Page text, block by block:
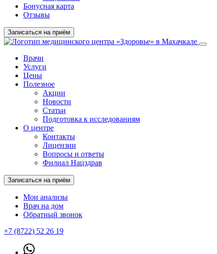
Бонусная карта
Отзывы
Записаться на приём
Врачи
Услуги
Цены
Полезное
Акции
Новости
Статьи
Подготовка к исследованиям
О центре
Контакты
Лицензии
Вопросы и ответы
Филиал Нацздрав
Записаться на приём
Мои анализы
Врач на дом
Обратный звонок
+7 (8722) 52 26 19